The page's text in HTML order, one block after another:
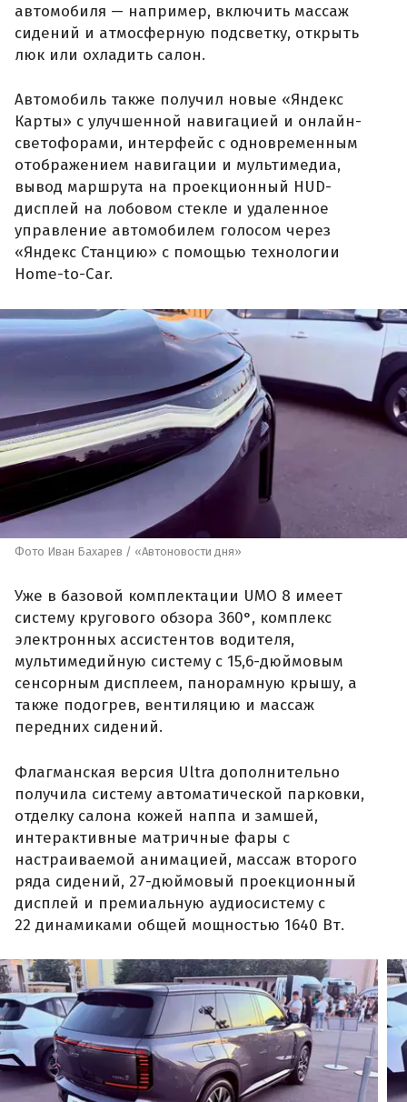
автомобиля — например, включить массаж
сидений и атмосферную подсветку, открыть
люк или охладить салон.
Автомобиль также получил новые «Яндекс
Карты» с улучшенной навигацией и онлайн-
светофорами, интерфейс с одновременным
отображением навигации и мультимедиа,
вывод маршрута на проекционный HUD-
дисплей на лобовом стекле и удаленное
управление автомобилем голосом через
«Яндекс Станцию» с помощью технологии
Home-to-Car.
Фото Иван Бахарев / «Автоновости дня»
Уже в базовой комплектации UMO 8 имеет
систему кругового обзора 360°, комплекс
электронных ассистентов водителя,
мультимедийную систему с 15,6-дюймовым
сенсорным дисплеем, панорамную крышу, а
также подогрев, вентиляцию и массаж
передних сидений.
Флагманская версия Ultra дополнительно
получила систему автоматической парковки,
отделку салона кожей наппа и замшей,
интерактивные матричные фары с
настраиваемой анимацией, массаж второго
ряда сидений, 27-дюймовый проекционный
дисплей и премиальную аудиосистему с
22 динамиками общей мощностью 1640 Вт.